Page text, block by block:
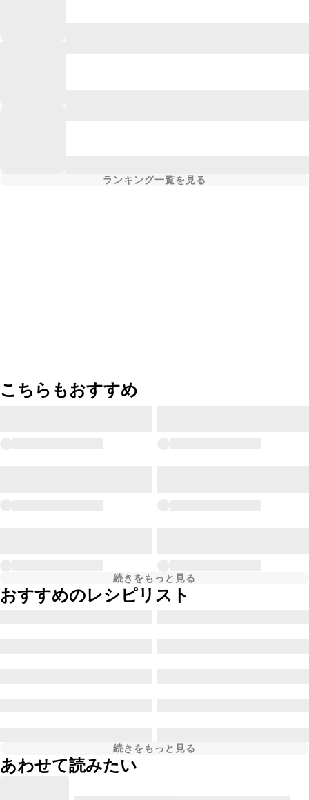
ランキング一覧を見る
こちらもおすすめ
続きをもっと見る
おすすめのレシピリスト
続きをもっと見る
あわせて読みたい